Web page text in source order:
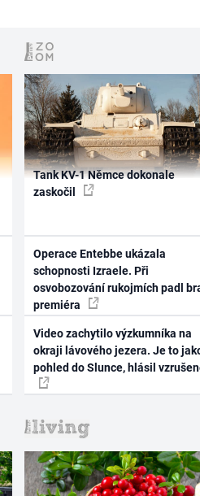
Tank KV-1 Němce dokonale
zaskočil
Operace Entebbe ukázala
schopnosti Izraele. Při
osvobozování rukojmích padl
premiéra
Video zachytilo výzkumníka na
okraji lávového jezera. Je to
pohled do Slunce, hlásil